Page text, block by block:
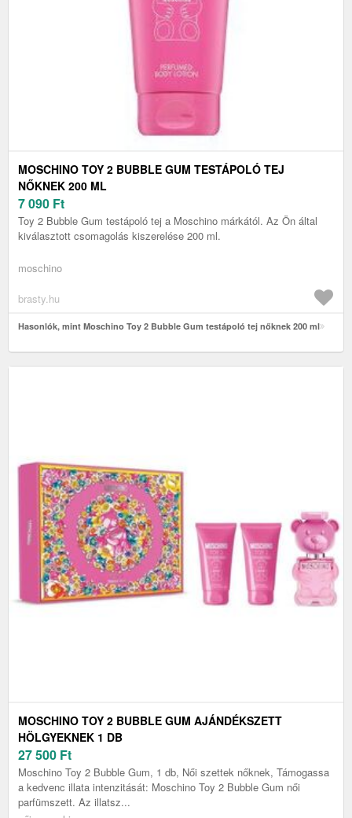
MOSCHINO TOY 2 BUBBLE GUM TESTÁPOLÓ TEJ
NŐKNEK 200 ML
7 090 Ft
Toy 2 Bubble Gum testápoló tej a Moschino márkától. Az Ön által
kiválasztott csomagolás kiszerelése 200 ml.
moschino
brasty.hu
Hasonlók, mint Moschino Toy 2 Bubble Gum testápoló tej nőknek 200 ml
MOSCHINO TOY 2 BUBBLE GUM AJÁNDÉKSZETT
HÖLGYEKNEK 1 DB
27 500 Ft
Moschino Toy 2 Bubble Gum, 1 db, Női szettek nőknek, Támogassa
a kedvenc illata intenzitását: Moschino Toy 2 Bubble Gum női
parfümszett. Az illatsz...